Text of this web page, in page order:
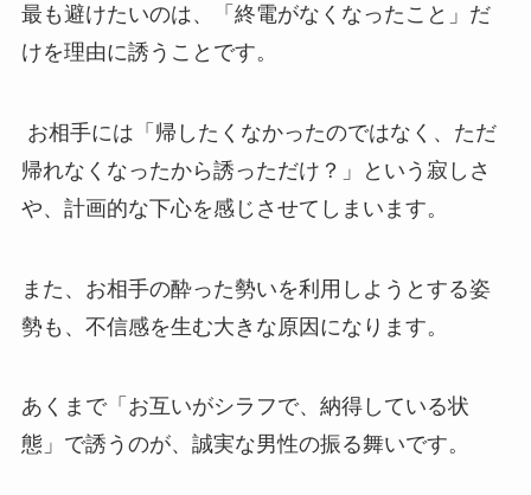
最も避けたいのは、「終電がなくなったこと」だ
けを理由に誘うことです。
お相手には「帰したくなかったのではなく、ただ
帰れなくなったから誘っただけ？」という寂しさ
や、計画的な下心を感じさせてしまいます。
また、お相手の酔った勢いを利用しようとする姿
勢も、不信感を生む大きな原因になります。
あくまで「お互いがシラフで、納得している状
態」で誘うのが、誠実な男性の振る舞いです。